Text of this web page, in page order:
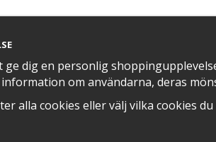
SNABB
ge dig en personlig
om användarna, deras
alla cookies eller välj vilka cookies